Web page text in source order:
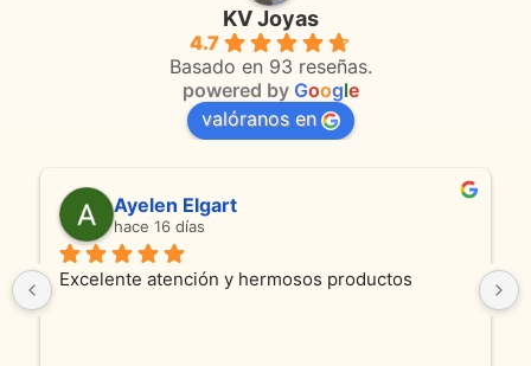
KV Joyas
4.7
Basado en 93 reseñas.
powered by Google
valóranos en
Ayelen Elgart
hace 16 días
Excelente atención y hermosos productos